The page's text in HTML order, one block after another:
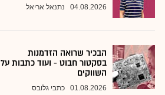
04.08.2026 נתנאל אריאל
הבכיר שרואה הזדמנות
בסקטור חבוט - ועוד כתבות על
השווקים
01.08.2026 כתבי גלובס